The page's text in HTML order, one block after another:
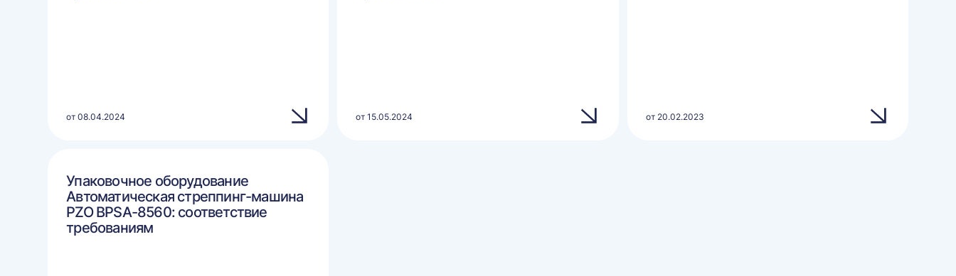
от 08.04.2024 от 15.05.2024 от 20.02.2023
Упаковочное оборудование
Автоматическая стреппинг-машина
PZO BPSA-8560: соответствие
требованиям